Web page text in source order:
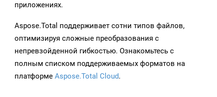
приложениях.
Aspose.Total поддерживает сотни типов файлов,
оптимизируя сложные преобразования с
непревзойденной гибкостью. Ознакомьтесь с
полным списком поддерживаемых форматов на
платформе Aspose.Total Cloud.